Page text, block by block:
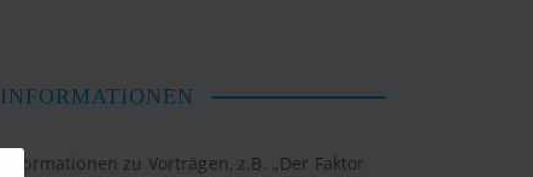
INFORMATIONEN
Informationen zu Vorträgen, z.B. „Der Faktor